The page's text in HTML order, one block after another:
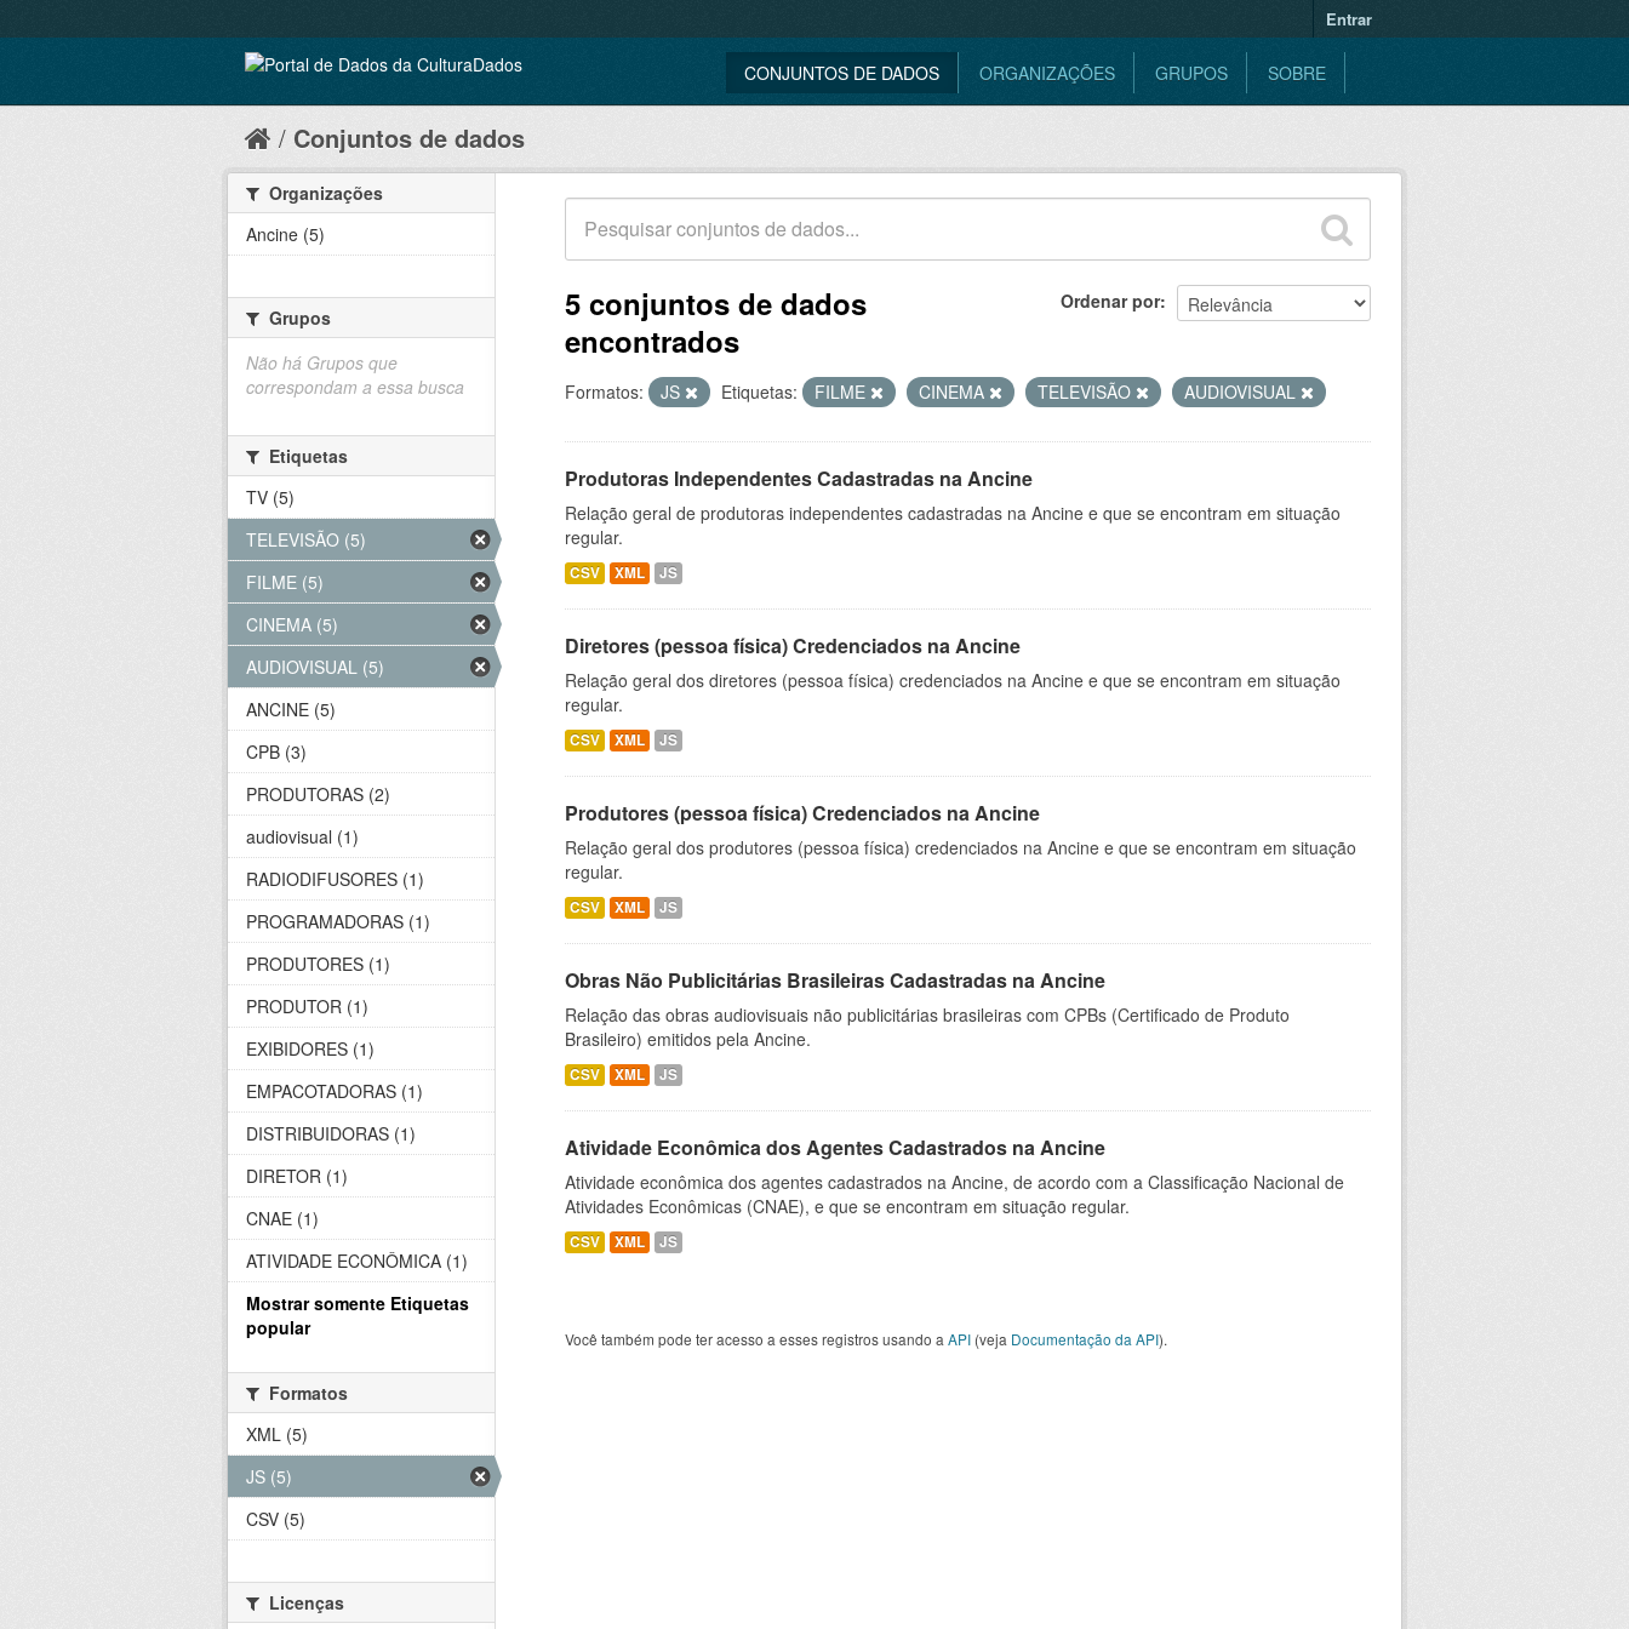
Entrar
CONJUNTOS DE DADOS ORGANIZAÇÕES GRUPOS SOBRE
Conjuntos de dados
Ordenar por
5 conjuntos de dados
encontrados
Formatos: JS Etiquetas: FILME CINEMA TELEVISÃO AUDIOVISUAL
Produtoras Independentes Cadastradas na Ancine
Relação geral de produtoras independentes cadastradas na Ancine e que se encontram em situação
regular.
CSV XML JS
Diretores (pessoa física) Credenciados na Ancine
Relação geral dos diretores (pessoa física) credenciados na Ancine e que se encontram em situação
regular.
CSV XML JS
Produtores (pessoa física) Credenciados na Ancine
Relação geral dos produtores (pessoa física) credenciados na Ancine e que se encontram em situação
regular.
CSV XML JS
Obras Não Publicitárias Brasileiras Cadastradas na Ancine
Relação das obras audiovisuais não publicitárias brasileiras com CPBs (Certificado de Produto
Brasileiro) emitidos pela Ancine.
CSV XML JS
Atividade Econômica dos Agentes Cadastrados na Ancine
Atividade econômica dos agentes cadastrados na Ancine, de acordo com a Classificação Nacional de
Atividades Econômicas (CNAE), e que se encontram em situação regular.
CSV XML JS
Você também pode ter acesso a esses registros usando a API (veja Documentação da API).
Organizações
Ancine (5)
Grupos
Não há Grupos que
correspondam a essa busca
Etiquetas
TV (5)
TELEVISÃO (5)
FILME (5)
CINEMA (5)
AUDIOVISUAL (5)
ANCINE (5)
CPB (3)
PRODUTORAS (2)
audiovisual (1)
RADIODIFUSORES (1)
PROGRAMADORAS (1)
PRODUTORES (1)
PRODUTOR (1)
EXIBIDORES (1)
EMPACOTADORAS (1)
DISTRIBUIDORAS (1)
DIRETOR (1)
CNAE (1)
ATIVIDADE ECONÔMICA (1)
Mostrar somente Etiquetas
popular
Formatos
XML (5)
JS (5)
CSV (5)
Licenças